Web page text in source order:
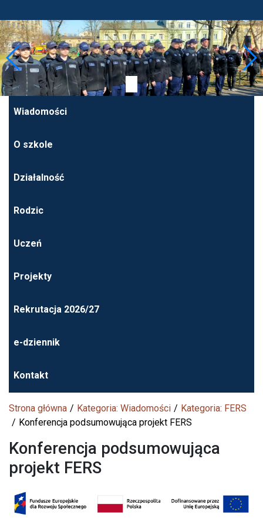
Wiadomości
O szkole
Działalność
Rodzic
Uczeń
Projekty
Rekrutacja 2026/27
e-dziennik
Kontakt
Strona główna Kategoria: Wiadomości
Kategoria: FERS
Konferencja podsumowująca projekt FERS
Konferencja podsumowująca
projekt FERS